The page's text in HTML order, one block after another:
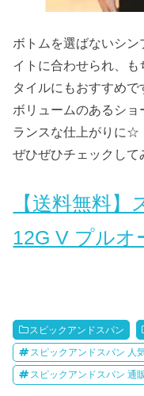
ボトムを選ばないシ
イトに合わせられ、も
タイルにもおすすめで
ボリュームのあるシ
ランスな仕上がりに☆
ぜひぜひチェックして
【送料無料
12G V プルオ
スピックアンドスパン
スピックアンドスパン 人
スピックアンドスパン 通販